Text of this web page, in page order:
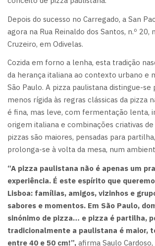
Depois do sucesso no Carregado, a San
agora na Rua Reinaldo dos Santos, n.º 20,
Cruzeiro, em Odivelas.
Cozida em forno a lenha, esta tradição
da herança italiana ao contexto urbano e
São Paulo. A pizza paulistana distingue-se
menos rígida às regras clássicas da pizza
é fina, mas leve, com fermentação lenta,
origem italiana e combinações criativas de
pizzas são maiores, pensadas para
prolonga-se à volta da mesa, num
“A pizza paulistana não é apenas um
experiência. É este espírito que
Lisboa: famílias, amigos, vizinhos e
sabores e momentos. Em São Paulo,
sinónimo de pizza… e pizza é partilha,
tradicionalmente a paulistana é maior,
entre 40 e 50 cm!”, afirma Saulo